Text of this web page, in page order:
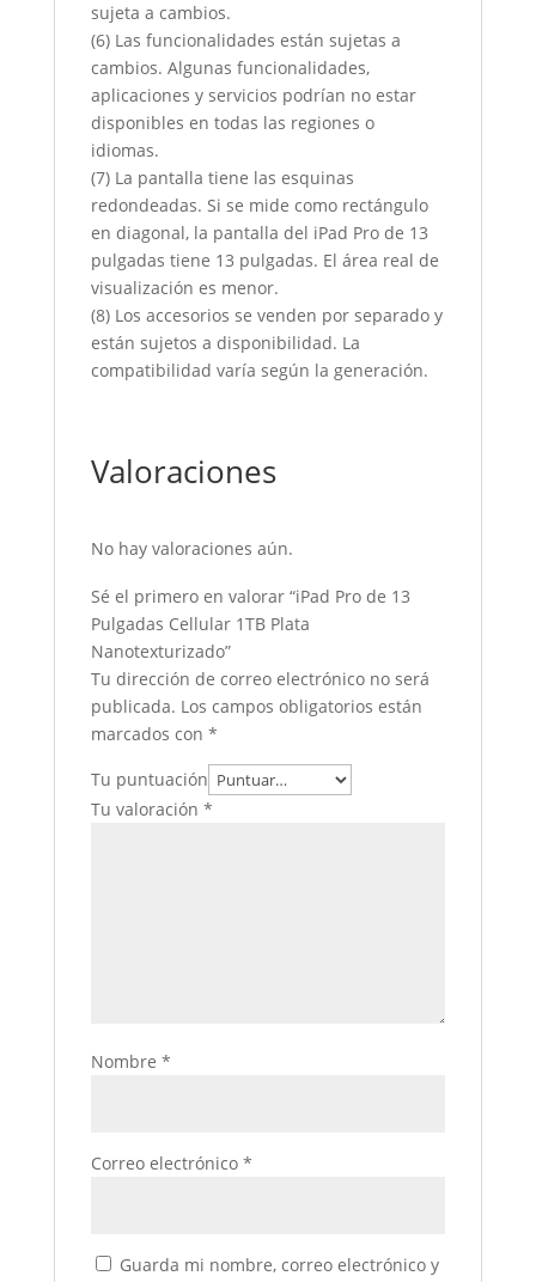
sujeta a cambios.
(6) Las funcionalidades están sujetas a
cambios. Algunas funcionalidades,
aplicaciones y servicios podrían no estar
disponibles en todas las regiones o
idiomas.
(7) La pantalla tiene las esquinas
redondeadas. Si se mide como rectángulo
en diagonal, la pantalla del iPad Pro de 13
pulgadas tiene 13 pulgadas. El área real de
visualización es menor.
(8) Los accesorios se venden por separado y
están sujetos a disponibilidad. La
compatibilidad varía según la generación.
Valoraciones
No hay valoraciones aún.
Sé el primero en valorar “iPad Pro de 13
Pulgadas Cellular 1TB Plata
Nanotexturizado”
Tu dirección de correo electrónico no será
publicada. Los campos obligatorios están
marcados con *
Tu puntuación
Tu valoración *
Nombre *
Correo electrónico *
Guarda mi nombre, correo electrónico y